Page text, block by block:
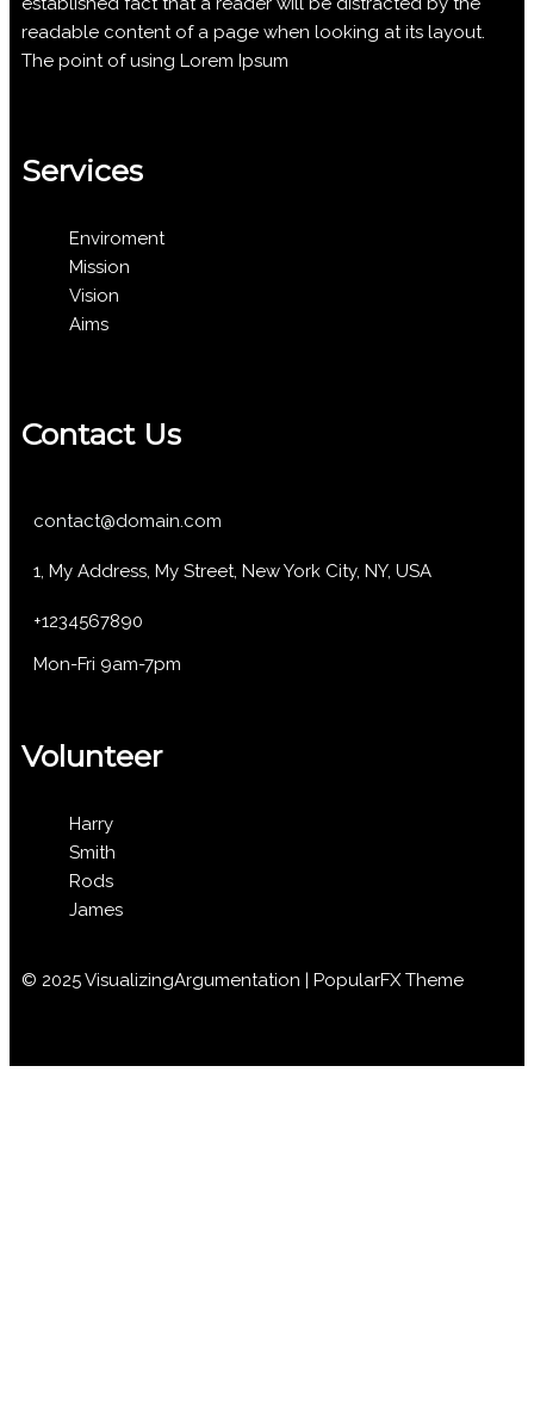
readable content of a page when looking at its layout.
The point of using Lorem Ipsum
Services
Enviroment
Mission
Vision
Aims
Contact Us
contact@domain.com
1, My Address, My Street, New York City, NY, USA
+1234567890
Mon-Fri 9am-7pm
Volunteer
Harry
Smith
Rods
James
© 2025 VisualizingArgumentation | PopularFX Theme